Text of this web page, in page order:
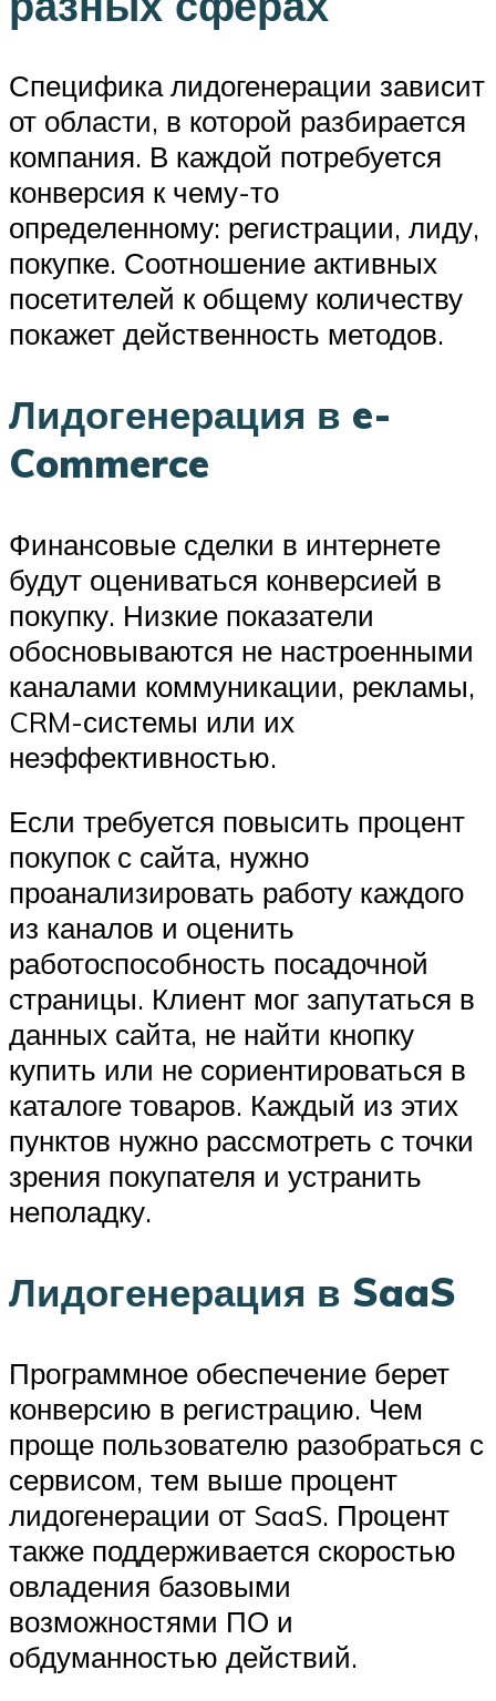
Специфика лидогенерации зависит
от области, в которой разбирается
компания. В каждой потребуется
конверсия к чему-то
определенному: регистрации, лиду,
покупке. Соотношение активных
посетителей к общему количеству
покажет действенность методов.
Лидогенерация в e-
Commerce
Финансовые сделки в интернете
будут оцениваться конверсией в
покупку. Низкие показатели
обосновываются не настроенными
каналами коммуникации, рекламы,
CRM-системы или их
неэффективностью.
Если требуется повысить процент
покупок с сайта, нужно
проанализировать работу каждого
из каналов и оценить
работоспособность посадочной
страницы. Клиент мог запутаться в
данных сайта, не найти кнопку
купить или не сориентироваться в
каталоге товаров. Каждый из этих
пунктов нужно рассмотреть с точки
зрения покупателя и устранить
неполадку.
Лидогенерация в SaaS
Программное обеспечение берет
конверсию в регистрацию. Чем
проще пользователю разобраться с
сервисом, тем выше процент
лидогенерации от SaaS. Процент
также поддерживается скоростью
овладения базовыми
возможностями ПО и
обдуманностью действий.